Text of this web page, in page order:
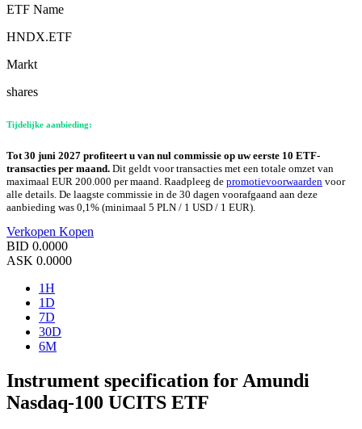
ETF Name
HNDX.ETF
Markt
shares
Tijdelijke aanbieding:
Tot 30 juni 2027 profiteert u van nul commissie op uw eerste 10 ETF-
transacties per maand. Dit geldt voor transacties met een totale omzet van
maximaal EUR 200.000 per maand. Raadpleeg de promotievoorwaarden voor
alle details. De laagste commissie in de 30 dagen voorafgaand aan deze
aanbieding was 0,1% (minimaal 5 PLN / 1 USD / 1 EUR).
Verkopen Kopen
BID 0.0000
ASK 0.0000
1H
1D
7D
30D
6M
Instrument specification for Amundi
Nasdaq-100 UCITS ETF